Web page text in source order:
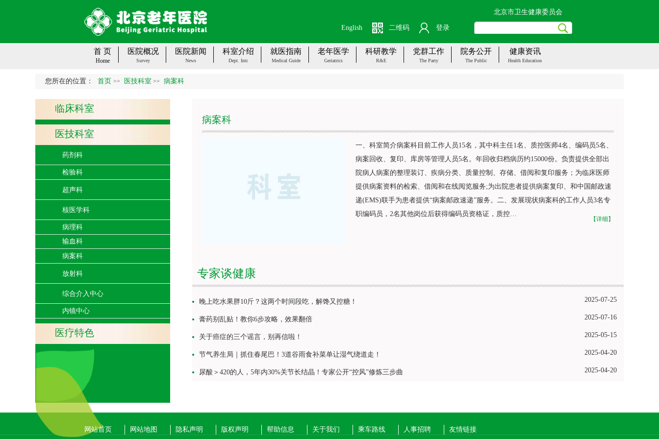
北京市卫生健康委员会
二维码 登录
English
首 页
Home
医院概况
Survey
医院新闻
News
科室介绍
Dept. Intr.
就医指南
Medical Guide
老年医学
Geriatrics
科研教学
R&E
党群工作
The Party
院务公开
The Public
健康资讯
Health Education
您所在的位置： 首页 >> 医技科室 >> 病案科
病案科
一、科室简介病案科目前工作人员15名，其中科主任1名、质控医师4名、编码员5名、
病案回收、复印、库房等管理人员5名。年回收归档病历约15000份。负责提供全部出
院病人病案的整理装订、疾病分类、质量控制、存储、借阅和复印服务；为临床医师
提供病案资料的检索、借阅和在线阅览服务;为出院患者提供病案复印、和中国邮政速
递(EMS)联手为患者提供“病案邮政速递”服务。二、发展现状病案科的工作人员3名专
职编码员，2名其他岗位后获得编码员资格证，质控…
【详细】
专家谈健康
2025-07-25
晚上吃水果胖10斤？这两个时间段吃，解馋又控糖！
2025-07-16
膏药别乱贴！教你6步攻略，效果翻倍
2025-05-15
关于癌症的三个谣言，别再信啦！
2025-04-20
节气养生局｜抓住春尾巴！3道谷雨食补菜单让湿气绕道走！
2025-04-20
尿酸＞420的人，5年内30%关节长结晶！专家公开“控风”修炼三步曲
临床科室
医技科室
药剂科
检验科
超声科
核医学科
病理科
输血科
病案科
放射科
综合介入中心
内镜中心
医疗特色
网站首页 网站地图 隐私声明 版权声明 帮助信息 关于我们 乘车路线 人事招聘 友情链接